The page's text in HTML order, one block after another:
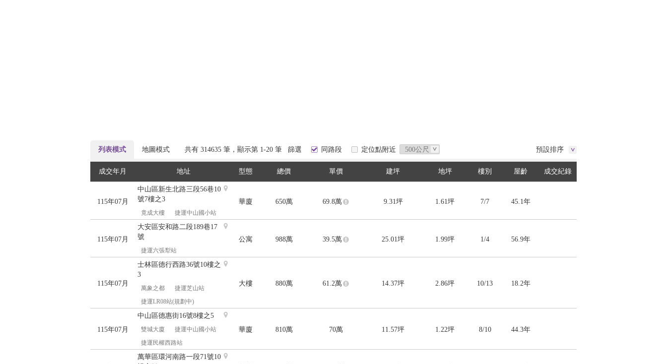
列表模式 地圖模式 共有 314635 筆，顯示第 1-20 筆 篩選 同路段 定位點附近 預設排序
成交年月 地址 型態 總價 單價 建坪 地坪 樓別 屋齡 成交紀錄
115年07月
中山區新生北路三段56巷10
號7樓之3
竟成大樓 捷運中山國小站
華廈 650萬 69.8萬 9.31坪 1.61坪 7/7 45.1年
115年07月
大安區安和路二段189巷17
號
捷運六張犁站
公寓 988萬 39.5萬 25.01坪 1.99坪 1/4 56.9年
115年07月
士林區德行西路36號10樓之
3
萬象之都
捷運芝山站
捷運LR08站(規劃中)
大樓 880萬 61.2萬 14.37坪 2.86坪 10/13 18.2年
115年07月
中山區德惠街16號8樓之5
雙城大廈
捷運中山國小站
捷運民權西路站
華廈 810萬 70萬 11.57坪 1.22坪 8/10 44.3年
萬華區環河南路一段71號10